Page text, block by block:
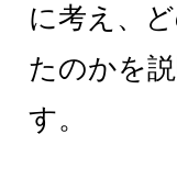
に考え、
たのかを
す。